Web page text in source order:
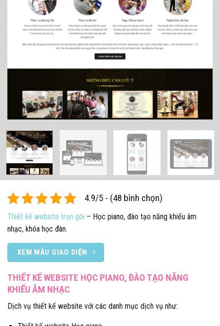
4.9/5 - (48 bình chọn)
Thiết kế website trọn gói – Học piano, đào tạo năng khiếu âm
nhạc, khóa học đàn.
XEM MẪU GIAO DIỆN
THIẾT KẾ WEBSITE HỌC PIANO, ĐÀO TẠO NĂNG
KHIẾU ÂM NHẠC
Dịch vụ thiết kế website với các danh mục dịch vụ như: